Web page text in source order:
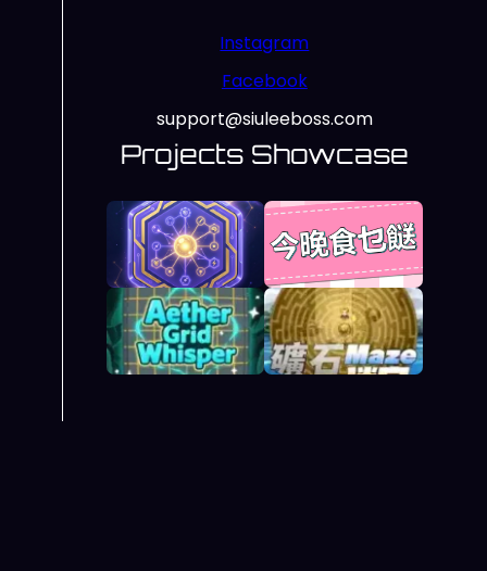
Instagram
Facebook
support@siuleeboss.com
Projects Showcase